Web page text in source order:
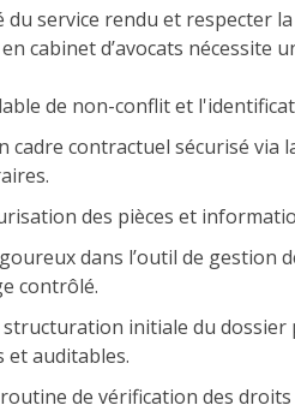
service rendu et respecter
cabinet d’avocats nécessite
de non-conflit et
cadre contractuel sécurisé via
des pièces et
dans l’outil de gestion
contrôlé.
structuration initiale du
et auditables.
de vérification des droits